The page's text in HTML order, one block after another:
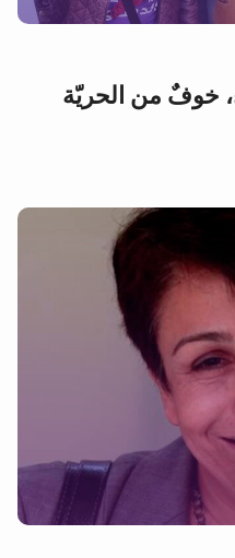
خوفٌ من الحريّة